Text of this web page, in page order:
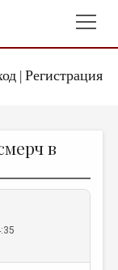
| Регистрация
в